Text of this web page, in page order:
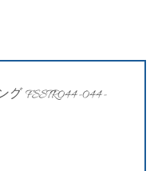
FSSTR044-044-